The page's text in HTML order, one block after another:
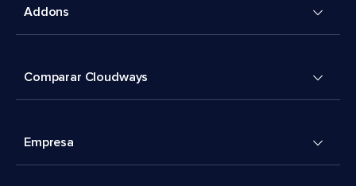
Addons
Comparar Cloudways
Empresa